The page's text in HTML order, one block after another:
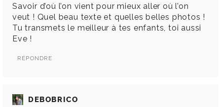
Savoir d’où l’on vient pour mieux aller où l’on
veut ! Quel beau texte et quelles belles photos !
Tu transmets le meilleur à tes enfants, toi aussi
Eve !
RÉPONDRE
DEBOBRICO